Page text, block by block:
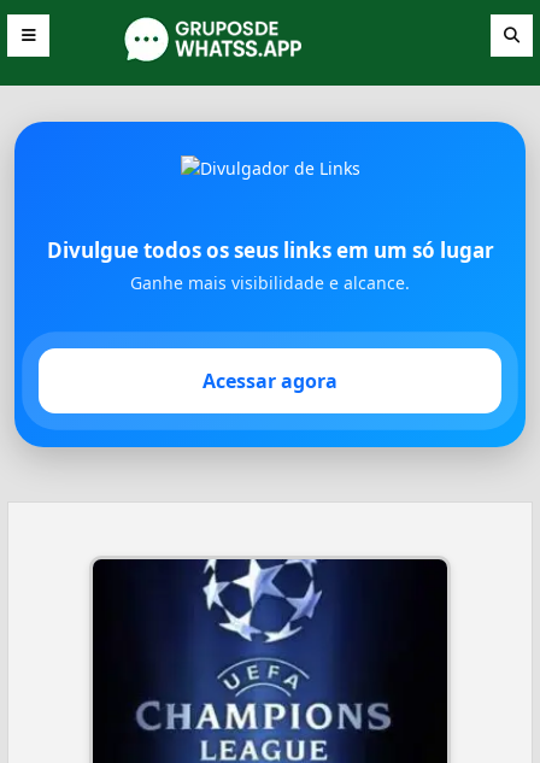
Divulgue todos os seus links em um só lugar
Ganhe mais visibilidade e alcance.
Acessar agora